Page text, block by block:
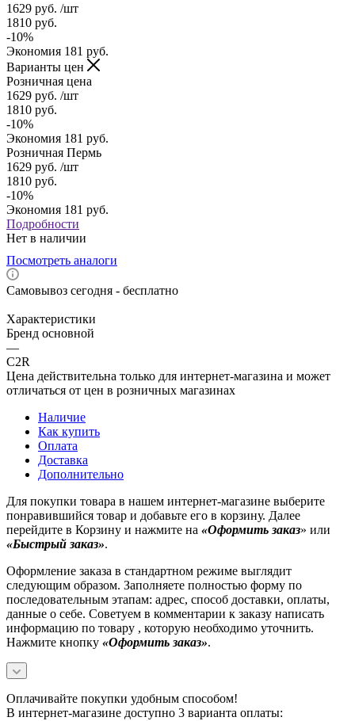
1629 руб. /шт
1810 руб.
-10%
Экономия 181 руб.
Варианты цен
Розничная цена
1629 руб. /шт
1810 руб.
-10%
Экономия 181 руб.
Розничная Пермь
1629 руб. /шт
1810 руб.
-10%
Экономия 181 руб.
Подробности
Нет в наличии
Посмотреть аналоги
Самовывоз сегодня - бесплатно
Характеристики
Бренд основной
—
C2R
Цена действительна только для интернет-магазина и может
отличаться от цен в розничных магазинах
Наличие
Как купить
Оплата
Доставка
Дополнительно
Для покупки товара в нашем интернет-магазине выберите
понравившийся товар и добавьте его в корзину. Далее
перейдите в Корзину и нажмите на «Оформить заказ» или
«Быстрый заказ».
Оформление заказа в стандартном режиме выглядит
следующим образом. Заполняете полностью форму по
последовательным этапам: адрес, способ доставки, оплаты,
данные о себе. Советуем в комментарии к заказу написать
информацию по товару , которую необходимо уточнить.
Нажмите кнопку «Оформить заказ».
Оплачивайте покупки удобным способом!
В интернет-магазине доступно 3 варианта оплаты: